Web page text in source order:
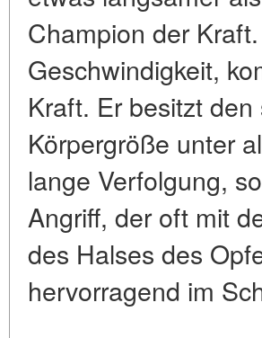
Champion der
Geschwindigkeit,
Kraft. Er besitzt
Körpergröße unter
lange Verfolgung,
Angriff, der oft mit
des Halses des
hervorragend im